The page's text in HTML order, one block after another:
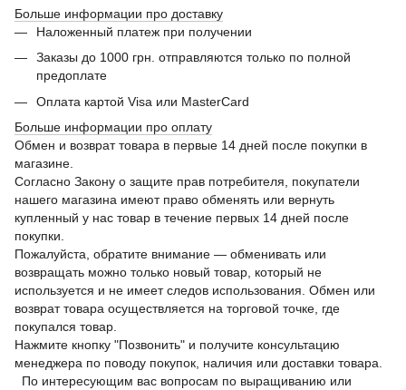
Больше информации про доставку
Наложенный платеж при получении
Заказы до 1000 грн. отправляются только по полной
предоплате
Оплата картой Visa или MasterCard
Больше информации про оплату
Обмен и возврат товара в первые 14 дней после покупки в
магазине.
Согласно Закону о защите прав потребителя, покупатели
нашего магазина имеют право обменять или вернуть
купленный у нас товар в течение первых 14 дней после
покупки.
Пожалуйста, обратите внимание — обменивать или
возвращать можно только новый товар, который не
используется и не имеет следов использования. Обмен или
возврат товара осуществляется на торговой точке, где
покупался товар.
Нажмите кнопку "Позвонить" и получите консультацию
менеджера по поводу покупок, наличия или доставки товара.
По интересующим вас вопросам по выращиванию или